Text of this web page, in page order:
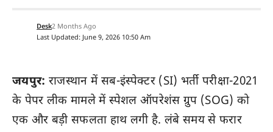
Last Updated: June 9, 2026 10:50 Am
Desk2 Months Ago
जयपुर: राजस्थान में सब-इंस्पेक्टर (SI) भर्ती परीक्षा-2021
के पेपर लीक मामले में स्पेशल ऑपरेशंस ग्रुप (SOG) को
एक और बड़ी सफलता हाथ लगी है. लंबे समय से फरार